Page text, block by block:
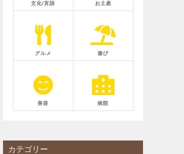
文化/言語 お土産
グルメ 遊び
美容 病院
カテゴリー